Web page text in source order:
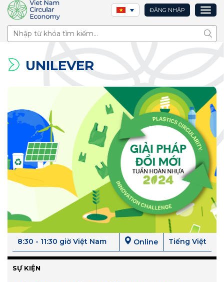
ĐĂNG NHẬP
Tìm
UNILEVER
8:30 - 11:30 giờ Việt Nam Online Tiếng Việt
SỰ KIỆN